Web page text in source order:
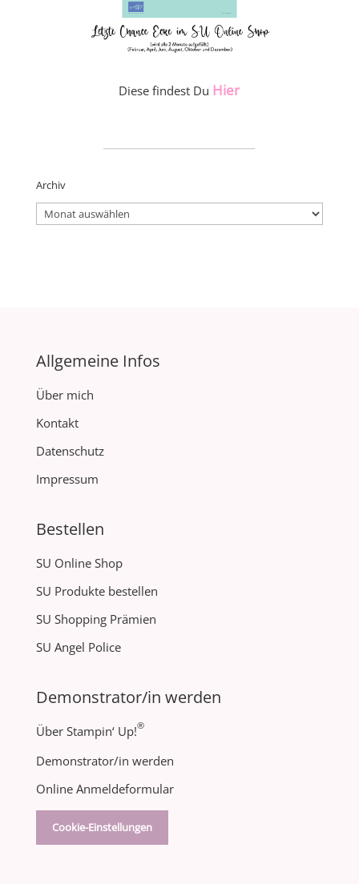
Diese findest Du Hier
Archiv
Archiv
Allgemeine Infos
Über mich
Kontakt
Datenschutz
Impressum
Bestellen
SU Online Shop
SU Produkte bestellen
SU Shopping Prämien
SU Angel Police
Demonstrator/in werden
Über Stampin‘ Up!®
Demonstrator/in werden
Online Anmeldeformular
Cookie-Einstellungen